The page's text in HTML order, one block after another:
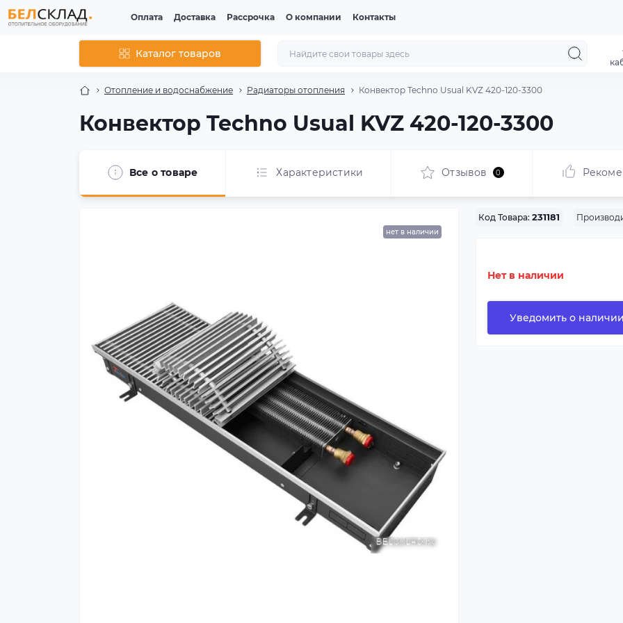
Оплата Доставка Рассрочка О компании Контакты
Каталог товаров
Отопление и водоснабжение Радиаторы отопления Конвектор Techno Usual KVZ 420-120-3300
Конвектор Techno Usual KVZ 420-120-3300
Все о товаре Характеристики Отзывов 0
нет в наличии
Код Товара: 231181
Нет в наличии
Уведомить о